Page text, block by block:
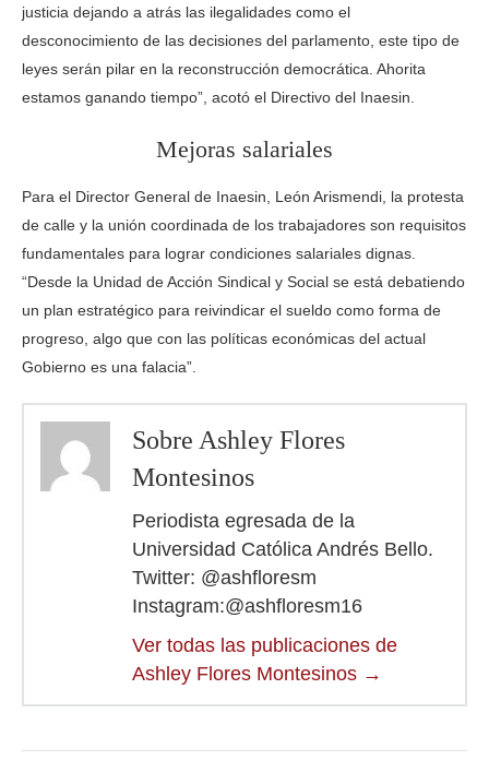
justicia dejando a atrás las ilegalidades como el
desconocimiento de las decisiones del parlamento, este tipo de
leyes serán pilar en la reconstrucción democrática. Ahorita
estamos ganando tiempo”, acotó el Directivo del Inaesin.
Mejoras salariales
Para el Director General de Inaesin, León Arismendi, la protesta
de calle y la unión coordinada de los trabajadores son requisitos
fundamentales para lograr condiciones salariales dignas.
“Desde la Unidad de Acción Sindical y Social se está debatiendo
un plan estratégico para reivindicar el sueldo como forma de
progreso, algo que con las políticas económicas del actual
Gobierno es una falacia”.
Sobre Ashley Flores
Montesinos
Periodista egresada de la
Universidad Católica Andrés Bello.
Twitter: @ashfloresm
Instagram:@ashfloresm16
Ver todas las publicaciones de
Ashley Flores Montesinos →